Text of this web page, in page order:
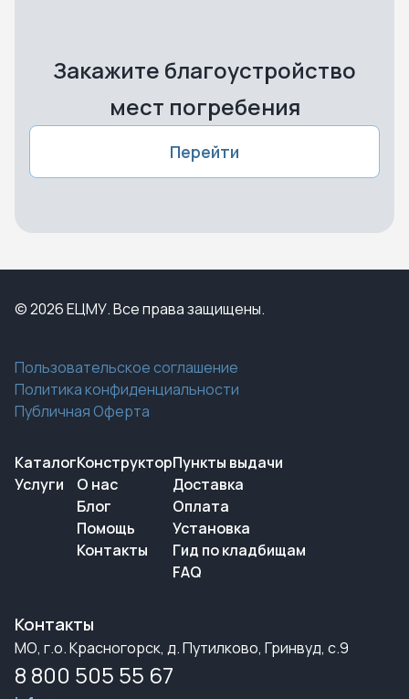
Закажите благоустройство
мест погребения
Перейти
© 2026 ЕЦМУ. Все права защищены.
Пользовательское соглашение
Политика конфиденциальности
Публичная Оферта
Каталог
Услуги
Конструктор
О нас
Блог
Помощь
Контакты
Пункты выдачи
Доставка
Оплата
Установка
Гид по кладбищам
FAQ
Контакты
МО, г.о. Красногорск, д. Путилково, Гринвуд, с.9
8 800 505 55 67